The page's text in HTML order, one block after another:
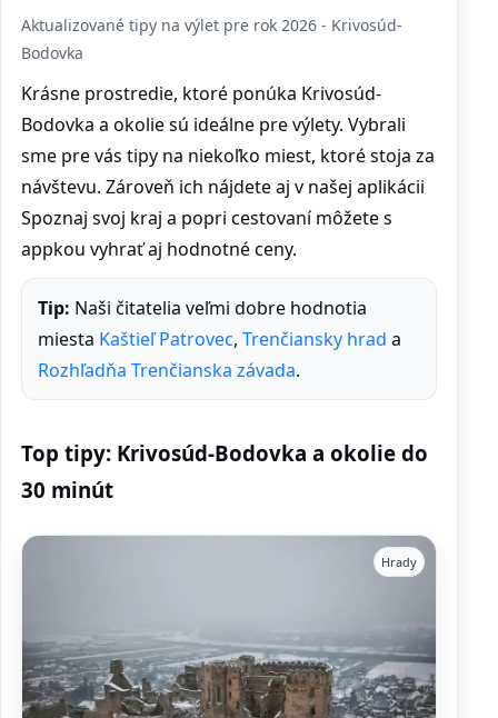
Aktualizované tipy na výlet pre rok 2026 - Krivosúd-
Bodovka
Krásne prostredie, ktoré ponúka Krivosúd-
Bodovka a okolie sú ideálne pre výlety. Vybrali
sme pre vás tipy na niekoľko miest, ktoré stoja za
návštevu. Zároveň ich nájdete aj v našej aplikácii
Spoznaj svoj kraj a popri cestovaní môžete s
appkou vyhrať aj hodnotné ceny.
Tip: Naši čitatelia veľmi dobre hodnotia
miesta Kaštieľ Patrovec, Trenčiansky hrad a
Rozhľadňa Trenčianska závada.
Top tipy: Krivosúd-Bodovka a okolie do
30 minút
Hrady